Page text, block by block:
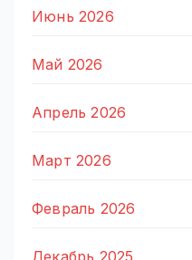
Июнь 2026
Май 2026
Апрель 2026
Март 2026
Февраль 2026